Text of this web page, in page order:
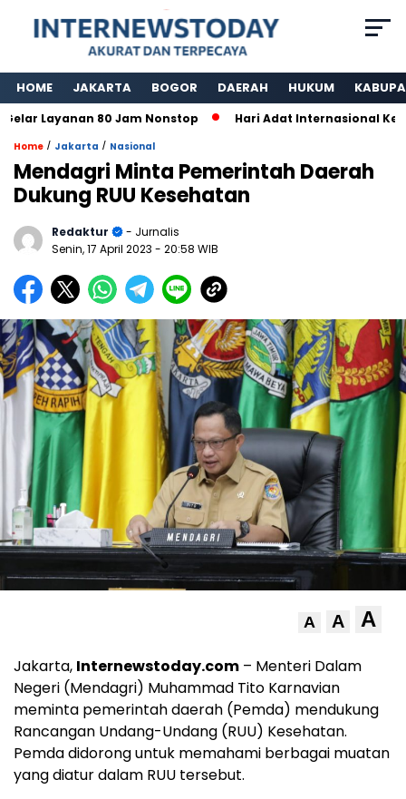
HOME JAKARTA BOGOR DAERAH HUKUM
Layanan 80 Jam Nonstop Hari Adat Internasional Ke 39
Home / Jakarta / Nasional
Mendagri Minta Pemerintah Daerah
Dukung RUU Kesehatan
Redaktur
- Jurnalis
Senin, 17 April 2023 - 20:58 WIB
A A A
Jakarta, Internewstoday.com – Menteri Dalam
Negeri (Mendagri) Muhammad Tito Karnavian
meminta pemerintah daerah (Pemda) mendukung
Rancangan Undang-Undang (RUU) Kesehatan.
Pemda didorong untuk memahami berbagai muatan
yang diatur dalam RUU tersebut.